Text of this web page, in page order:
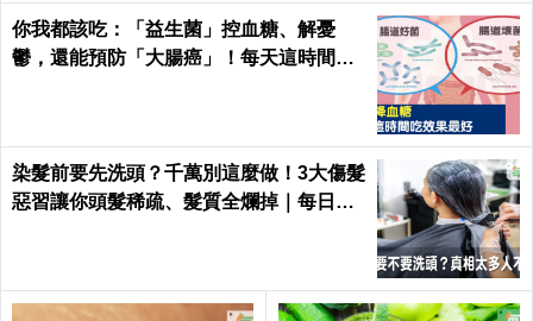
你我都該吃：「益生菌」控血糖、解憂
鬱，還能預防「大腸癌」！每天這時間吃
染髮前要先洗頭？千萬別這麼做！3大傷髮
惡習讓你頭髮稀疏、髮質全爛掉｜每日健